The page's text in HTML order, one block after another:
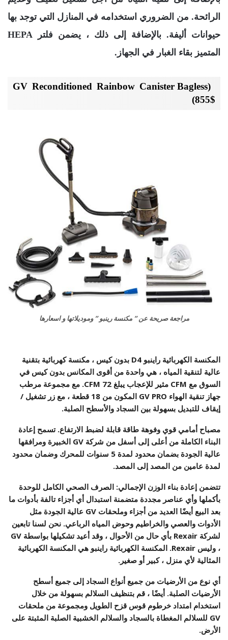
الرائحة. من الضروري استخدامه في المنازل التي توجد بها
حيوانات أليفة. بالإضافة إلى ذلك ، يضمن فلتر HEPA
المتميز بقاء الغبار في الجهاز.
(GV Reconditioned Rainbow Canister Bagless
(855$
مراجعة صريحة عن ” مكنسة رينبو ” وموديلاتها و اسعارها
المكنسة الكهربائية راينبو D4 بدون كيس ، مكنسة كهربائية بتقنية
عالية لتنقية المياه ، هي واحدة من أقوى المكانس بدون كيس في
السوق مع CFM مثير للإعجاب يبلغ 72 CFM. مع مجموعة مرطب
جهاز تنقية الهواء GV PRO المكون من 18 قطعة ، مع زر تشغيل /
إيقاف للتبديل بسهولة بين السجاد والأسطح الصلبة.
مصباح أمامي قوي وفوهة طاقة قابلة لضبط الارتفاع. تسمح إعادة
البناء الكاملة من أعلى إلى أسفل من شركة GV الخبيرة ومرافقها
عالية الجودة بضمان محدود لمدة 5 سنوات للمحرك وضمان محدود
لمدة عامين من المصد إلى المصد.
تتضمن إعادة بناء الوزن الإجمالي: الصرف الصحي الكامل للوحدة
بأكملها وأي عناصر مجددة متضمنة استبدال أي أجزاء تالفة بأدوات ما
بعد البيع أيضًا العديد من أجزاء وملحقات GV عالية الجودة مثل
الأدوات والعصي والخراطيم وحوض المياه الرباعي. نحن لسنا تابعين
لشركة Rexair بأي حال من الأحوال ، وقد أعيد تشكيلها بواسطة GV
، وليس Rexair. المكنسة الكهربائية راينبو هي المكنسة الكهربائية
المثالية لأي منزل ، كبير أو صغير.
أي نوع من الأرضيات من جميع أنواع السجاد إلى جميع أسطح
الأرضيات الصلبة. أيضًا ، قم بتنظيف السلالم بسهولة من خلال
استخدام امتداد خرطوم قوس قزح الطويل ومجموعة من ملحقات
GV للسلالم المغطاة بالسجاد والسلالم الخشبية الصلبة المثبتة على
الأرض.